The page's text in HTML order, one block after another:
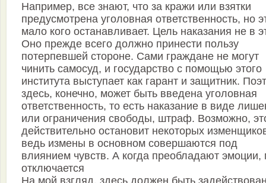
Например, все знают, что за кражи или взятки
предусмотрена уголовная ответственность, но
мало кого останавливает. Цель наказания не в
Оно прежде всего должно принести пользу
потерпевшей стороне. Сами граждане не могут
чинить самосуд, и государство с помощью этого
института выступает как гарант и защитник.
здесь, конечно, может быть введена уголовная
ответственность, то есть наказание в виде
или ограничения свободы, штраф. Возможно,
действительно остановит некоторых
ведь измены в основном совершаются под
влиянием чувств. А когда преобладают эмоции,
отключается